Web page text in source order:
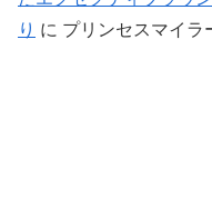
り に プリンセスマイラ